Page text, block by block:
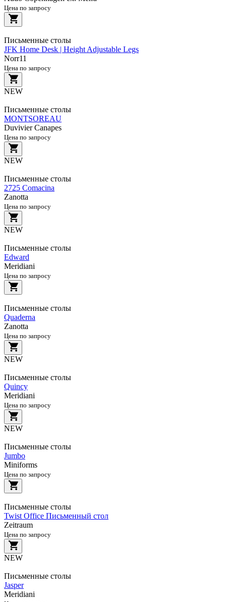
Цена по запросу
Письменные столы
JFK Home Desk | Height Adjustable Legs
Norr11
Цена по запросу
NEW
Письменные столы
MONTSOREAU
Duvivier Canapes
Цена по запросу
NEW
Письменные столы
2725 Comacina
Zanotta
Цена по запросу
NEW
Письменные столы
Edward
Meridiani
Цена по запросу
Письменные столы
Quaderna
Zanotta
Цена по запросу
NEW
Письменные столы
Quincy
Meridiani
Цена по запросу
NEW
Письменные столы
Jumbo
Miniforms
Цена по запросу
Письменные столы
Twist Office Письменный стол
Zeitraum
Цена по запросу
NEW
Письменные столы
Jasper
Meridiani